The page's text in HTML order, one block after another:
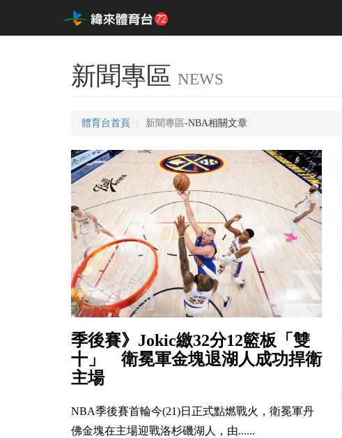
新聞專區 NEWS
體育台首頁 新聞專區-NBA相關文章
季後賽》Jokic繳32分12籃板「雙
十」 衛冕軍金塊退湖人成功捍衛
主場
NBA季後賽首輪今(21)日正式點燃戰火，衛冕軍丹
佛金塊在主場迎戰洛杉磯湖人，由......